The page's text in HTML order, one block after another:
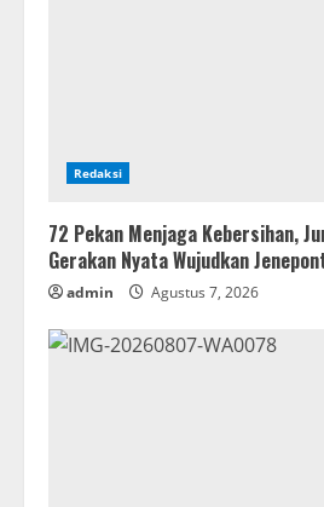
Redaksi
72 Pekan Menjaga Kebersihan,
Gerakan Nyata Wujudkan
admin Agustus 7, 2026